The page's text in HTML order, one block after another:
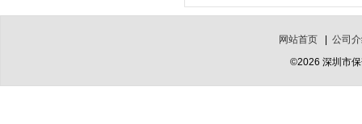
网站首页
公司
©2026 深圳市